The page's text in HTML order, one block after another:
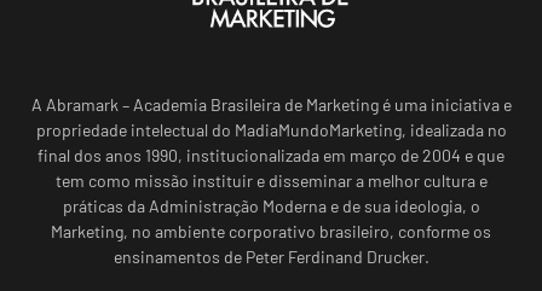
A Abramark – Academia Brasileira de Marketing é uma iniciativa e
propriedade intelectual do MadiaMundoMarketing, idealizada no
final dos anos 1990, institucionalizada em março de 2004 e que
tem como missão instituir e disseminar a melhor cultura e
práticas da Administração Moderna e de sua ideologia, o
Marketing, no ambiente corporativo brasileiro, conforme os
ensinamentos de Peter Ferdinand Drucker.